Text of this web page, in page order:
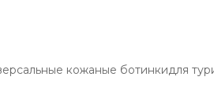
кожаные ботинкидля